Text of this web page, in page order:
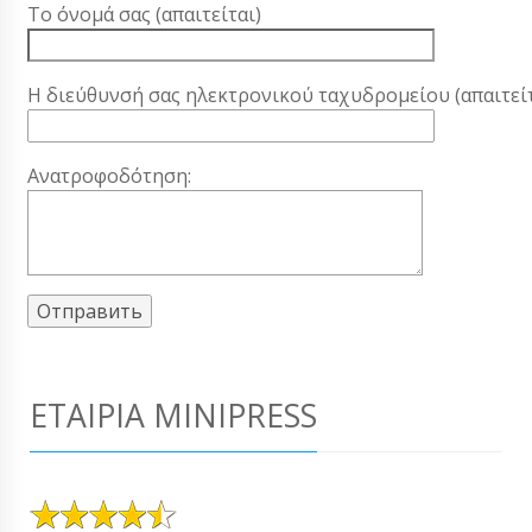
Το όνομά σας (απαιτείται)
Η διεύθυνσή σας ηλεκτρονικού ταχυδρομείου
Ανατροφοδότηση:
ΕΤΑΙΡΊΑ MINIPRESS